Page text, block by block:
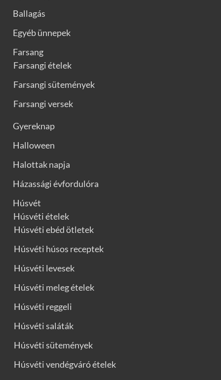
Ballagás
Egyéb ünnepek
Farsang
Farsangi ételek
Farsangi sütemények
Farsangi versek
Gyereknap
Halloween
Halottak napja
Házassági évfordulóra
Húsvét
Húsvéti ételek
Húsvéti ebéd ötletek
Húsvéti húsos receptek
Húsvéti levesek
Húsvéti meleg ételek
Húsvéti reggeli
Húsvéti saláták
Húsvéti sütemények
Húsvéti vendégváró ételek